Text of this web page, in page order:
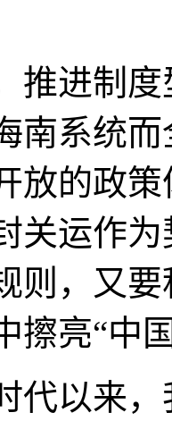
进制度
南系统
放的政
关运作
则，又
擦亮“中
以来，